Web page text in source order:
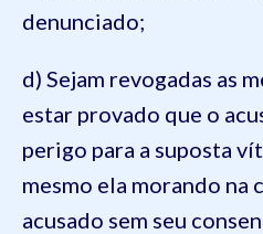
denunciado;
d) Sejam revogadas as
estar provado que o
perigo para a suposta
mesmo ela morando na
acusado sem seu